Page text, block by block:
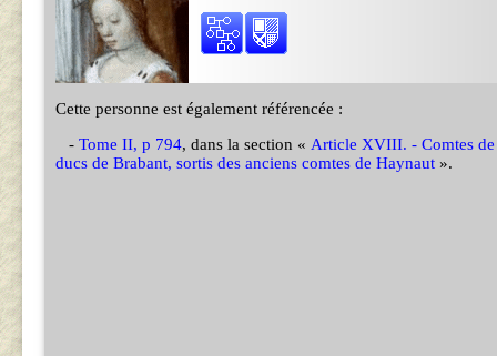
Cette personne est également référencée :
- Tome II, p 794, dans la section « Article XVIII. - Comtes
ducs de Brabant, sortis des anciens comtes de Haynaut ».